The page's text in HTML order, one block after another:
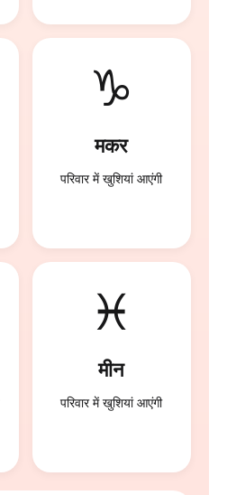
♑
मकर
परिवार में खुशियां आएंगी
♓
मीन
परिवार में खुशियां आएंगी